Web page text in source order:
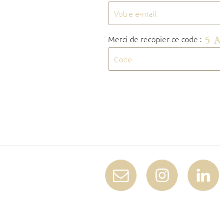
Merci de recopier ce code :
E-
mail
Instagram LinkedIn